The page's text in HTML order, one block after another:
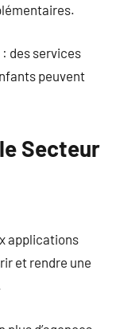
des services
peuvent
Secteur
applications
et rendre une